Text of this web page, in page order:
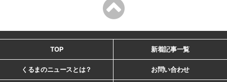
TOP 新着記事一覧
くるまのニュースとは？ お問い合わせ